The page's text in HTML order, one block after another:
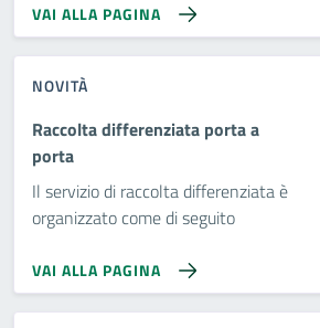
VAI ALLA PAGINA
NOVITÀ
Raccolta differenziata porta a
porta
Il servizio di raccolta differenziata è
organizzato come di seguito
VAI ALLA PAGINA